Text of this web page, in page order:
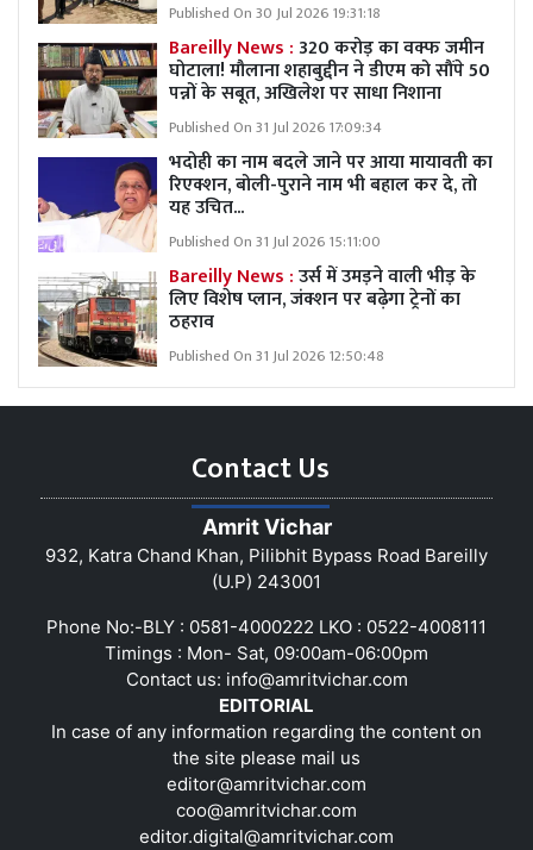
Published On 30 Jul 2026 19:31:18
Bareilly News :320 करोड़ का वक्फ जमीन
घोटाला! मौलाना शहाबुद्दीन ने डीएम को सौंपे 50
पन्नों के सबूत, अखिलेश पर साधा निशाना
Published On 31 Jul 2026 17:09:34
भदोही का नाम बदले जाने पर आया मायावती का
रिएक्शन, बोली-पुराने नाम भी बहाल कर दे, तो
यह उचित...
Published On 31 Jul 2026 15:11:00
Bareilly News :उर्स में उमड़ने वाली भीड़ के
लिए विशेष प्लान, जंक्शन पर बढ़ेगा ट्रेनों का
ठहराव
Published On 31 Jul 2026 12:50:48
Contact Us
Amrit Vichar
932, Katra Chand Khan, Pilibhit Bypass Road Bareilly
(U.P) 243001
Phone No:-BLY : 0581-4000222 LKO : 0522-4008111
Timings : Mon- Sat, 09:00am-06:00pm
Contact us: info@amritvichar.com
EDITORIAL
In case of any information regarding the content on
the site please mail us
editor@amritvichar.com
coo@amritvichar.com
editor.digital@amritvichar.com